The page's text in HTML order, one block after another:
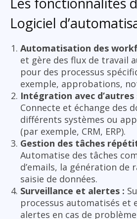
Logiciel
Automatisation des
et gère des flux de travail
pour des processus
exemple, approbations,
Intégration avec d’autres
Connecte et échange des
différents systèmes ou
(par exemple, CRM, ERP).
Gestion des tâches
Automatise des tâches
d’emails, la génération de
saisie de données.
Surveillance et alertes :
processus automatisés et
alertes en cas de